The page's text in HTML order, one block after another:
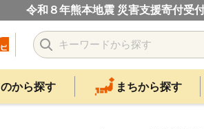
令和８年熊本地震 災害支援寄付受
のから探す まちから探す